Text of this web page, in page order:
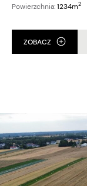
Powierzchnia:1234m2
ZOBACZ